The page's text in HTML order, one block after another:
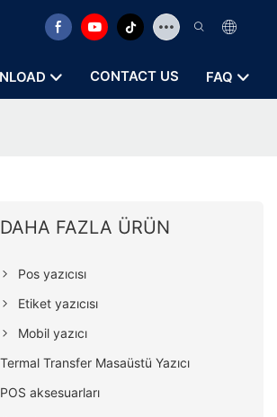
CONTACT US FAQ
DAHA FAZLA ÜRÜN
Pos yazıcısı
Etiket yazıcısı
Mobil yazıcı
Termal Transfer Masaüstü Yazıcı
POS aksesuarları